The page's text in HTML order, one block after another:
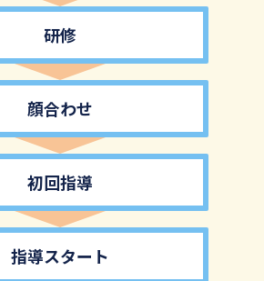
研修
顔合わせ
初回指導
指導スタート